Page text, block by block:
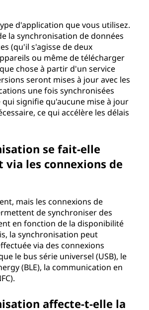
d'application que vous utilisez.
la synchronisation de données
(qu'il s'agisse de deux
ou même de télécharger
chose à partir d'un service
seront mises à jour avec les
une fois synchronisées
signifie qu'aucune mise à jour
ce qui accélère les délais
se fait-elle
via les connexions de
mais les connexions de
de synchroniser des
en fonction de la disponibilité
la synchronisation peut
via des connexions
le bus série universel (USB), le
(BLE), la communication en
affecte-t-elle la